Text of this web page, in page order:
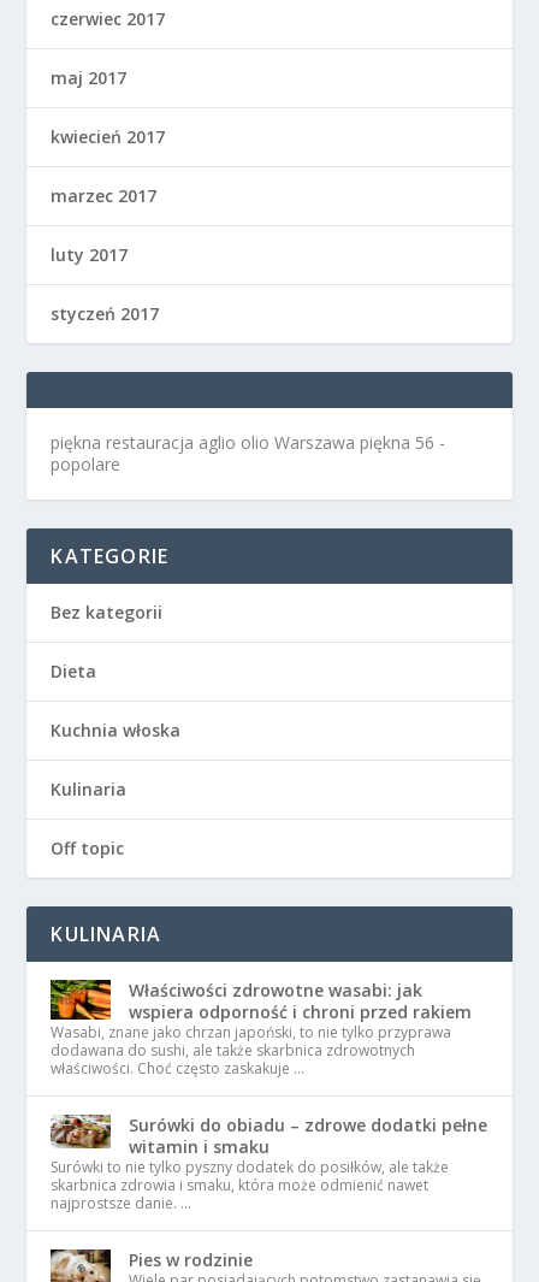
czerwiec 2017
maj 2017
kwiecień 2017
marzec 2017
luty 2017
styczeń 2017
piękna restauracja aglio olio Warszawa piękna 56 -
popolare
KATEGORIE
Bez kategorii
Dieta
Kuchnia włoska
Kulinaria
Off topic
KULINARIA
Właściwości zdrowotne wasabi: jak
wspiera odporność i chroni przed rakiem
Wasabi, znane jako chrzan japoński, to nie tylko przyprawa
dodawana do sushi, ale także skarbnica zdrowotnych
właściwości. Choć często zaskakuje …
Surówki do obiadu – zdrowe dodatki pełne
witamin i smaku
Surówki to nie tylko pyszny dodatek do posiłków, ale także
skarbnica zdrowia i smaku, która może odmienić nawet
najprostsze danie. …
Pies w rodzinie